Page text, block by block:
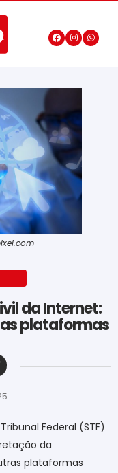
da Internet:
plataformas
Federal (STF)
da
plataformas